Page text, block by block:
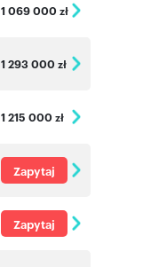
1 069 000 zł
1 293 000 zł
1 215 000 zł
Zapytaj
Zapytaj